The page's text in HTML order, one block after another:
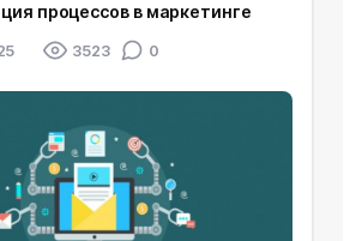
процессов в маркетинге
3523 0